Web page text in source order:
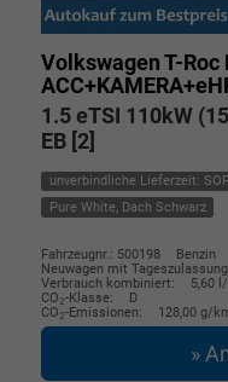
Volkswagen T-Roc
1.5 eTSI 110kW
EB [2]
unverbindliche Lieferzeit:
Pure White, Dach Schwarz
Fahrzeugnr.: 500198
Benzin
Neuwagen mit Tageszulassung
Verbrauch kombiniert:
5,60
CO2-Klasse:
D
CO2-Emissionen: 128,00 g/
»